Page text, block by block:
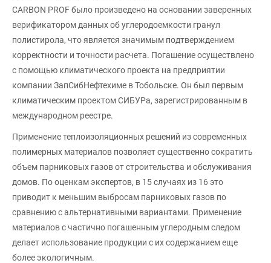
CARBON PROF было произведено на основании заверенных
верификатором данных об углеродоемкости гранул
полистирола, что является значимым подтверждением
корректности и точности расчета. Погашение осуществлено
с помощью климатического проекта на предприятии
компании ЗапСибНефтехиме в Тобольске. Он был первым
климатическим проектом СИБУРа, зарегистрированным в
международном реестре.
Применение теплоизоляционных решений из современных
полимерных материалов позволяет существенно сократить
объем парниковых газов от строительства и обслуживания
домов. По оценкам экспертов, в 15 случаях из 16 это
приводит к меньшим выбросам парниковых газов по
сравнению с альтернативными вариантами. Применение
материалов с частично погашенным углеродным следом
делает использование продукции с их содержанием еще
более экологичным.